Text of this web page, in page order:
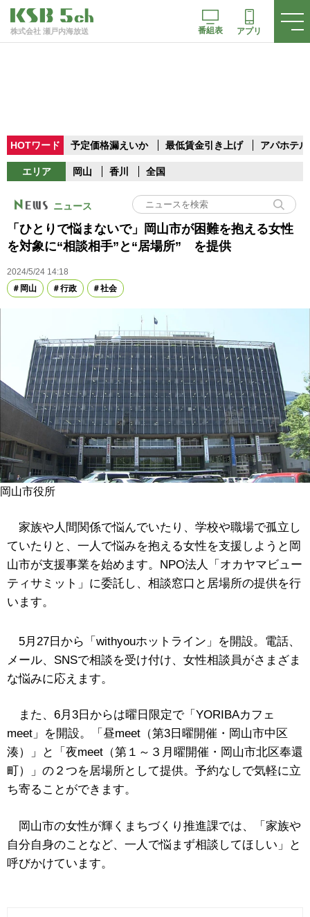
株式会社 瀬戸内海放送 番組表 アプリ
HOTワード 予定価格漏えいか 最低賃金引き上げ アパホテル
エリア 岡山 香川 全国
ニュース
「ひとりで悩まないで」岡山市が困難を抱える女性
を対象に“相談相手”と“居場所” を提供
2024/5/24 14:18
岡山
行政 社会
岡山市役所
家族や人間関係で悩んでいたり、学校や職場で孤立し
ていたりと、一人で悩みを抱える女性を支援しようと岡
山市が支援事業を始めます。NPO法人「オカヤマビュー
ティサミット」に委託し、相談窓口と居場所の提供を行
います。
5月27日から「withyouホットライン」を開設。電話、
メール、SNSで相談を受け付け、女性相談員がさまざま
な悩みに応えます。
また、6月3日からは曜日限定で「YORIBAカフェ
meet」を開設。「昼meet（第3日曜開催・岡山市中区
湊）」と「夜meet（第１～３月曜開催・岡山市北区奉還
町）」の２つを居場所として提供。予約なしで気軽に立
ち寄ることができます。
岡山市の女性が輝くまちづくり推進課では、「家族や
自分自身のことなど、一人で悩まず相談してほしい」と
呼びかけています。